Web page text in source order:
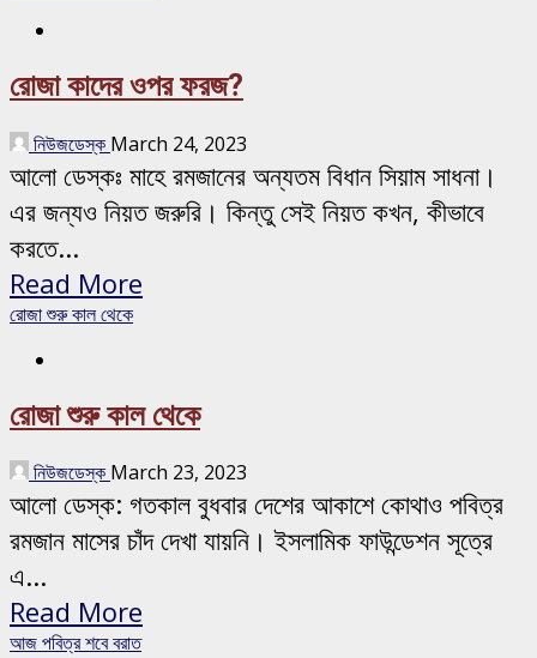
রোজা কাদের ওপর ফরজ?
নিউজডেস্ক March 24, 2023
আলো ডেস্কঃ মাহে রমজানের অন্যতম বিধান সিয়াম সাধনা।
এর জন্যও নিয়ত জরুরি। কিন্তু সেই নিয়ত কখন, কীভাবে
করতে...
Read More
রোজা শুরু কাল থেকে
রোজা শুরু কাল থেকে
নিউজডেস্ক March 23, 2023
আলো ডেস্ক: গতকাল বুধবার দেশের আকাশে কোথাও পবিত্র
রমজান মাসের চাঁদ দেখা যায়নি। ইসলামিক ফাউন্ডেশন সূত্রে
এ...
Read More
আজ পবিত্র শবে বরাত